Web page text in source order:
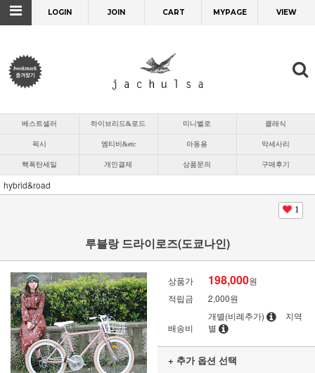
LOGIN JOIN CART MYPAGE VIEW
베스트셀러 하이브리드&로드 미니벨로 클래식
픽시 엠티비&etc 아동용 악세사리
핵폭탄세일 개인결제 상품문의 구매후기
hybrid&road
1
루블랑 드라이로즈(도쿄나인)
상품가 198,000원
적립금
2,000원
배송비
개별(비례추가)
지역
별
+ 추가 옵션 선택